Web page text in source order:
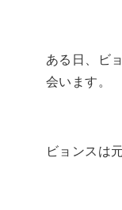
ある日、ビ
会います。
ビョンスは